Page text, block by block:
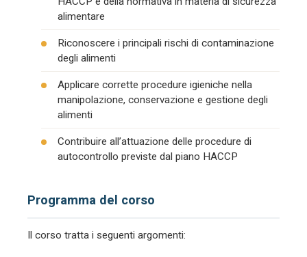
alimentare
Riconoscere i principali rischi di contaminazione
degli alimenti
Applicare corrette procedure igieniche nella
manipolazione, conservazione e gestione degli
alimenti
Contribuire all’attuazione delle procedure di
autocontrollo previste dal piano HACCP
Programma del corso
Il corso tratta i seguenti argomenti: